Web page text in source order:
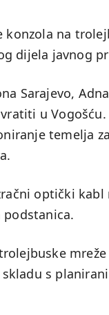
konzola na
dijela javnog
Sarajevo,
u
temelja
optički
s